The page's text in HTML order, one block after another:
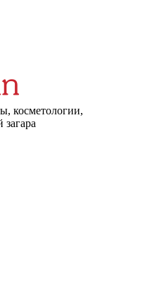
косметологии,
загара